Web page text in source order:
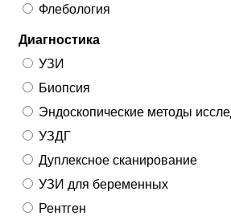
Флебология
Диагностика
УЗИ
Биопсия
Эндоскопические методы
УЗДГ
Дуплексное сканирование
УЗИ для беременных
Рентген